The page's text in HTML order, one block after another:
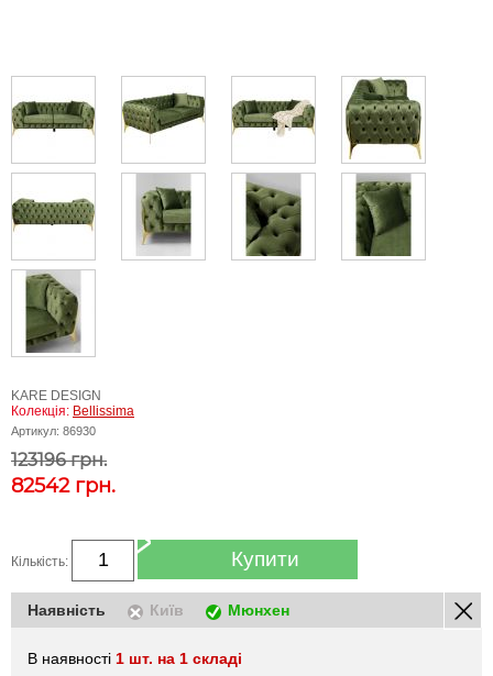
KARE DESIGN
Колекція: Bellissima
Артикул: 86930
123196 грн.
82542 грн.
Кількість: Купити
Наявність Київ Мюнхен
В наявності 1 шт. на 1 складі